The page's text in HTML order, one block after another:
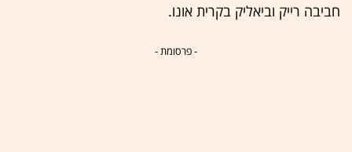
חביבה רייק וביאליק בקרית אונו.
- פרסומת -